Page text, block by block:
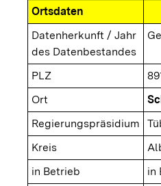
Ortsdaten
Datenherkunft / Jahr
des Datenbestandes
PLZ
Ort
Regierungspräsidium
Kreis
in Betrieb
in